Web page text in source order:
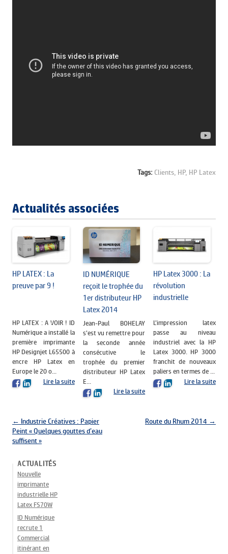
Tags: Clients, HP, HP Latex
Actualités associées
HP LATEX : La
preuve par 9 !
HP LATEX : A VOIR ! ID
Numérique a installé la
première imprimante
HP Designjet L65500 à
encre HP Latex en
Europe le 20 o...
Lire la suite
ID NUMÉRIQUE
reçoit le trophée du
1er distributeur HP
Latex 2014
Jean-Paul BOHELAY
s’est vu remettre pour
la seconde année
consécutive le
trophée du premier
distributeur HP Latex
E...
Lire la suite
HP Latex 3000 : La
révolution
industrielle
L’impression latex
passe au niveau
industriel avec la HP
Latex 3000. HP 3000
franchit de nouveaux
paliers en termes de ...
Lire la suite
Navigation des articles
← Industrie Créatives : Papier
Peint « Quelques gouttes d’eau
suffisent »
Route du Rhum 2014 →
ACTUALITÉS
Nouvelle
imprimante
industrielle HP
Latex FS70W
ID Numérique
recrute 1
Commercial
itinérant en